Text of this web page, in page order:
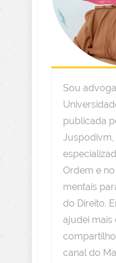
Sou
publicada
Ordem e
mentais
do Direito.
ajudei mais
canal do